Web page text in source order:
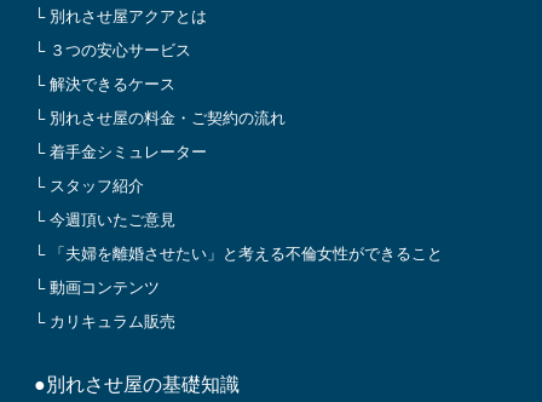
└ 別れさせ屋アクアとは
└ ３つの安心サービス
└ 解決できるケース
└ 別れさせ屋の料金・ご契約の流れ
└ 着手金シミュレーター
└ スタッフ紹介
└ 今週頂いたご意見
└ 「夫婦を離婚させたい」と考える不倫女性ができること
└ 動画コンテンツ
└ カリキュラム販売
●別れさせ屋の基礎知識